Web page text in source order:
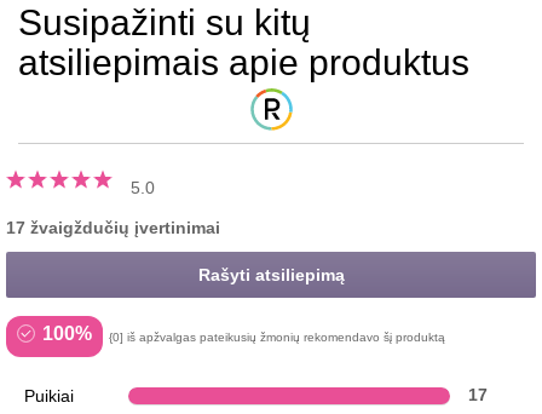
Susipažinti su kitų
atsiliepimais apie produktus
5.0
17 žvaigždučių įvertinimai
Rašyti atsiliepimą
100% {0] iš apžvalgas pateikusių žmonių rekomendavo šį produktą
Puikiai 17